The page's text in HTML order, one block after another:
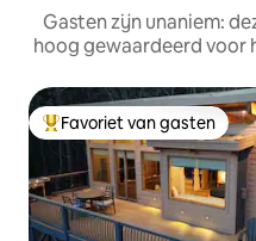
Gasten zijn unaniem:
hoog gewaardeerd voor
Topfavoriet van gasten
Favoriet van gasten